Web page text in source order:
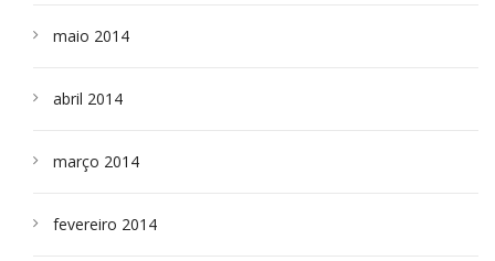
maio 2014
abril 2014
março 2014
fevereiro 2014